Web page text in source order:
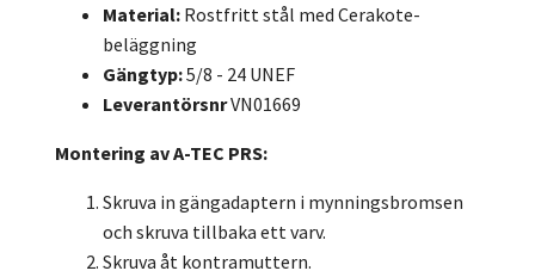
Material: Rostfritt stål med Cerakote-
beläggning
Gängtyp:5/8 - 24 UNEF
LeverantörsnrVN01669
Montering av A-TEC PRS:
Skruva in gängadaptern i mynningsbromsen
och skruva tillbaka ett varv.
Skruva åt kontramuttern.